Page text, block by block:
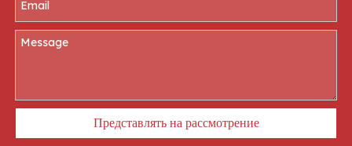
Представлять на рассмотрение